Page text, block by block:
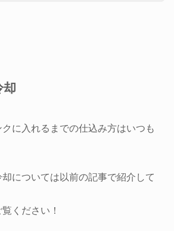
却
に入れるまでの仕込み方はいつも
については以前の記事で紹介して
ください！